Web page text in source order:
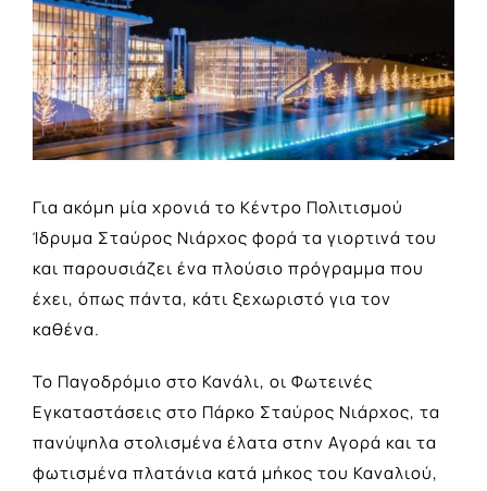
Image
Για ακόμη μία χρονιά το Κέντρο Πολιτισμού
Ίδρυμα Σταύρος Νιάρχος φορά τα γιορτινά του
και παρουσιάζει ένα πλούσιο πρόγραμμα που
έχει, όπως πάντα, κάτι ξεχωριστό για τον
καθένα.
Το Παγοδρόμιο στο Κανάλι, οι Φωτεινές
Εγκαταστάσεις στο Πάρκο Σταύρος Νιάρχος, τα
πανύψηλα στολισμένα έλατα στην Αγορά και τα
φωτισμένα πλατάνια κατά μήκος του Καναλιού,